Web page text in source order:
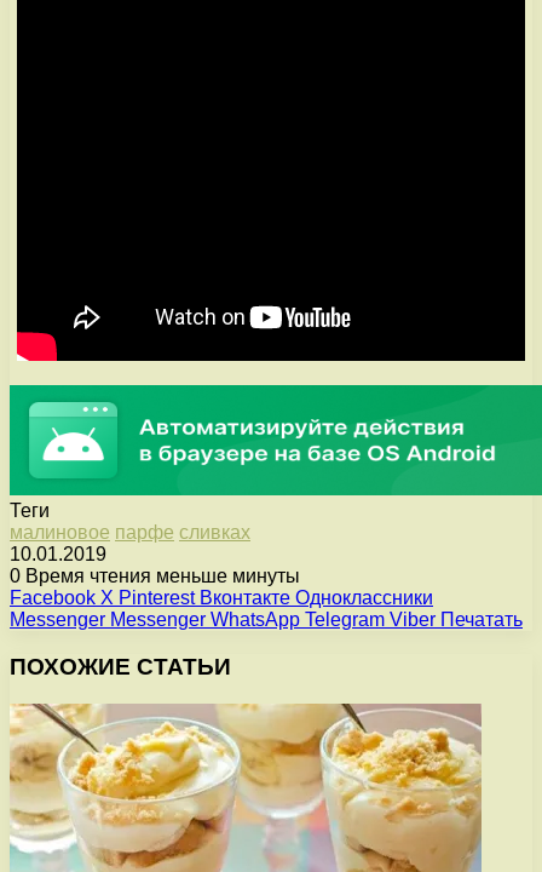
Теги
малиновое парфе сливках
10.01.2019
0 Время чтения меньше минуты
Facebook X Pinterest Вконтакте Одноклассники
Messenger Messenger WhatsApp Telegram Viber Печатать
ПОХОЖИЕ СТАТЬИ